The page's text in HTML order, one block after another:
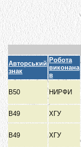
Авторський
знак
Робота
виконана
в
В50 НИРФИ
В49
ХГУ
В49 ХГУ